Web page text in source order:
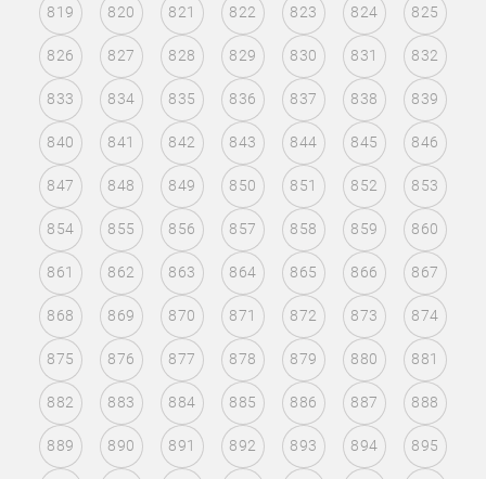
819 820 821 822 823 824 825
826 827 828 829 830 831 832
833 834 835 836 837 838 839
840 841 842 843 844 845 846
847 848 849 850 851 852 853
854 855 856 857 858 859 860
861 862 863 864 865 866 867
868 869 870 871 872 873 874
875 876 877 878 879 880 881
882 883 884 885 886 887 888
889 890 891 892 893 894 895